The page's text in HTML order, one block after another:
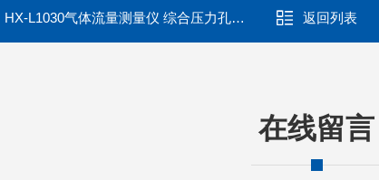
HX-L1030气体流量测量仪 综合压力孔口流量计法 返回列表
在线留言